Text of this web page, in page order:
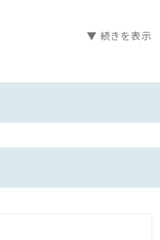
い驚きと感動を与える料理の
技術の融合と調和、始まりから
能下さい。
＜完全個室＞になります。
▼ 続きを表示